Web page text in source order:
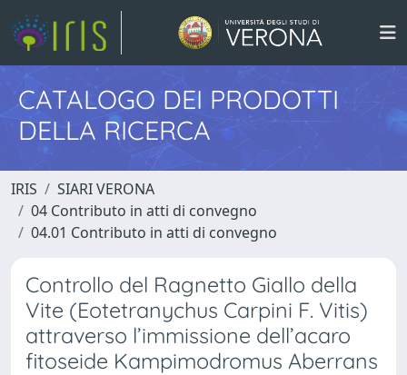
CATALOGO DEI PRODOTTI
DELLA RICERCA
IRIS
SIARI VERONA
04 Contributo in atti di convegno
04.01 Contributo in atti di convegno
Controllo del Ragnetto Giallo della
Vite (Eotetranychus Carpini F. Vitis)
attraverso l’immissione dell’acaro
fitoseide Kampimodromus Aberrans